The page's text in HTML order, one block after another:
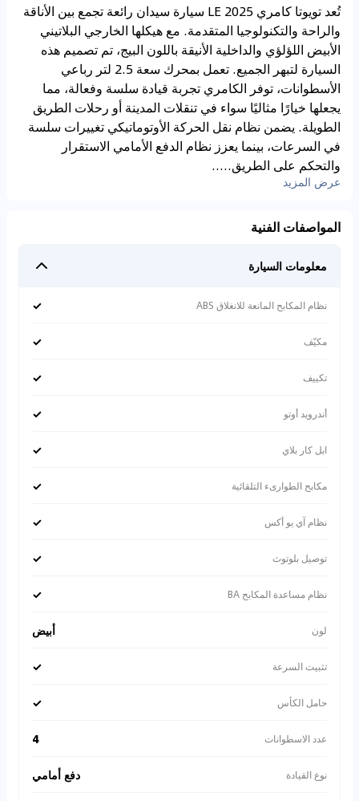
تُعد تويوتا كامري LE 2025 سيارة سيدان رائعة تجمع بين الأناقة
والراحة والتكنولوجيا المتقدمة. مع هيكلها الخارجي البلاتيني
الأبيض اللؤلؤي والداخلية الأنيقة باللون البيج، تم تصميم هذه
السيارة لتبهر الجميع. تعمل بمحرك سعة 2.5 لتر رباعي
الأسطوانات، توفر الكامري تجربة قيادة سلسة وفعالة، مما
يجعلها خيارًا مثاليًا سواء في تنقلات المدينة أو رحلات الطريق
الطويلة. يضمن نظام نقل الحركة الأوتوماتيكي تغييرات سلسة
في السرعات، بينما يعزز نظام الدفع الأمامي الاستقرار
والتحكم على الطريق.....
عرض المزيد
المواصفات الفنية
معلومات السيارة
نظام المكابح المانعة للانغلاق ABS ✓
مكيّف ✓
تكييف ✓
أندرويد أوتو ✓
ابل كار بلاي ✓
مكابح الطوارىء التلقائية ✓
نظام آي يو أكس ✓
توصيل بلوتوث ✓
نظام مساعدة المكابح BA ✓
لون أبيض
تثبيت السرعة ✓
حامل الكأس ✓
عدد الاسطوانات 4
نوع القيادة دفع أمامي